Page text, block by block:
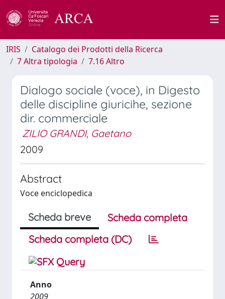
IRIS
Catalogo dei Prodotti della Ricerca
7 Altra tipologia
7.16 Altro
Dialogo sociale (voce), in Digesto
delle discipline giuricihe, sezione
dir. commerciale
ZILIO GRANDI, Gaetano
2009
Abstract
Voce enciclopedica
Scheda breve
Scheda completa
Scheda completa (DC)
Anno
2009